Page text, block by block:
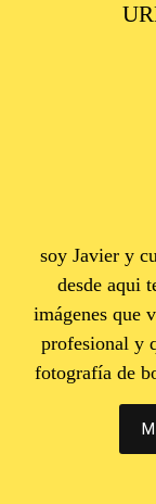
soy Javier y
desde aqui
imágenes que
profesional y
fotografía de